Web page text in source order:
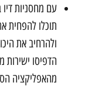
עם מחסניות
תוכלו להפחית
ולהרחיב את
הדפיסו
מהאפליקציה